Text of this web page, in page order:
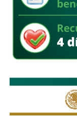
comunidades
vialidades más
que la estrategia
un avance
la población y
También lee:
concierto